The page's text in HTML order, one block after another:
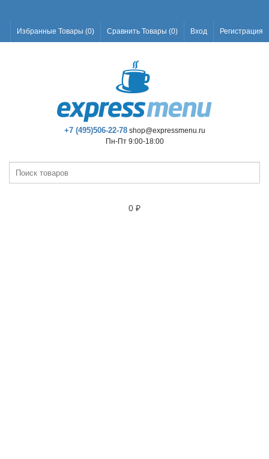
Избранные Товары (0) Сравнить Товары (0) Вход Регистрация
+7 (495)506-22-78shop@expressmenu.ru
Пн-Пт 9:00-18:00
0 ₽